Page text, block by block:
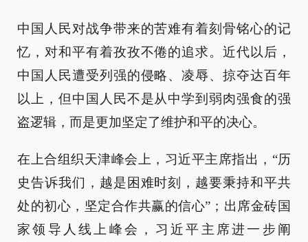
中国人民对战争带来的苦难有着刻骨铭心的记
忆，对和平有着孜孜不倦的追求。近代以后，
中国人民遭受列强的侵略、凌辱、掠夺达百年
以上，但中国人民不是从中学到弱肉强食的强
盗逻辑，而是更加坚定了维护和平的决心。
在上合组织天津峰会上，习近平主席指出，“历
史告诉我们，越是困难时刻，越要秉持和平共
处的初心，坚定合作共赢的信心”；出席金砖国
家领导人线上峰会，习近平主席进一步阐